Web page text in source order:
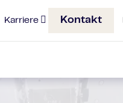
Karriere Kontakt